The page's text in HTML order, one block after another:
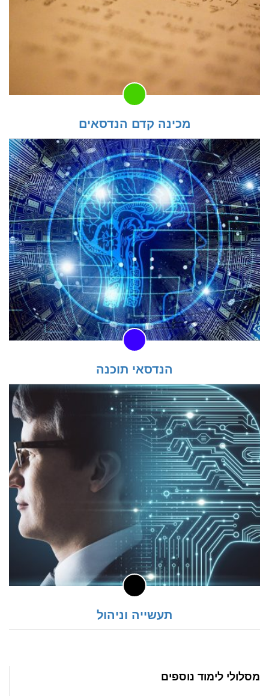
מכינה קדם הנדסאים
הנדסאי תוכנה
תעשייה וניהול
מסלולי לימוד נוספים